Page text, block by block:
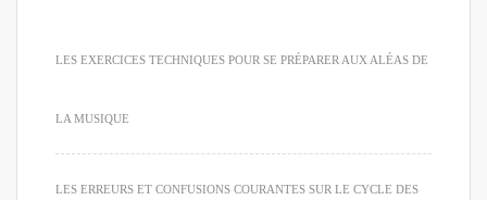
LES EXERCICES TECHNIQUES POUR SE PRÉPARER AUX ALÉAS DE
LA MUSIQUE
LES ERREURS ET CONFUSIONS COURANTES SUR LE CYCLE DES